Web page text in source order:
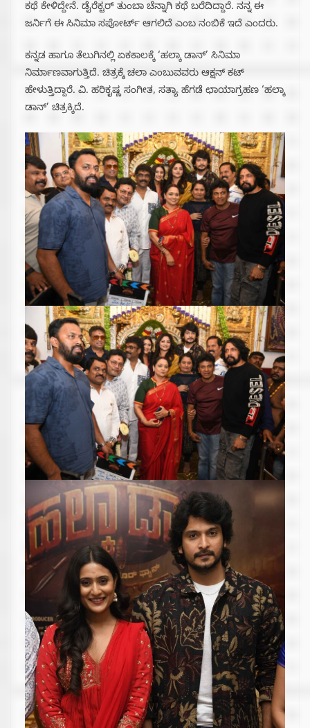
ಕಥೆ ಕೇಳಿದ್ದೇನೆ. ಡೈರೆಕ್ಟರ್ ತುಂಬಾ ಚೆನ್ನಾಗಿ ಕಥೆ ಬರೆದಿದ್ದಾರೆ. ನನ್ನ ಈ
ಜರ್ನಿಗೆ ಈ ಸಿನಿಮಾ ಸಪೋರ್ಟ್ ಆಗಲಿದೆ ಎಂಬ ನಂಬಿಕೆ ಇದೆ ಎಂದರು.
ಕನ್ನಡ ಹಾಗೂ ತೆಲುಗಿನಲ್ಲಿ ಏಕಕಾಲಕ್ಕೆ ‘ಹಲ್ಕಾ ಡಾನ್’ ಸಿನಿಮಾ
ನಿರ್ಮಾಣವಾಗುತ್ತಿದೆ. ಚಿತ್ರಕ್ಕೆ ಚಲಾ ಎಂಬುವವರು ಆಕ್ಷನ್ ಕಟ್
ಹೇಳುತ್ತಿದ್ದಾರೆ. ವಿ. ಹರಿಕೃಷ್ಣ ಸಂಗೀತ, ಸತ್ಯಾ ಹೆಗಡೆ ಛಾಯಾಗ್ರಹಣ ‘ಹಲ್ಕಾ
ಡಾನ್’ ಚಿತ್ರಕ್ಕಿದೆ.